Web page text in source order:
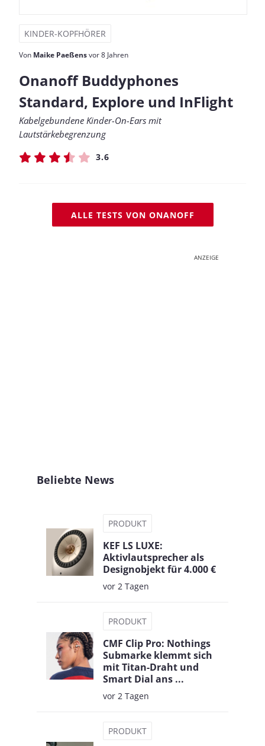
KINDER-KOPFHÖRER
Von Maike Paeßensvor 8 Jahren
Onanoff Buddyphones
Standard, Explore und InFlight
Kabelgebundene Kinder-On-Ears mit
Lautstärkebegrenzung
3.6
ALLE TESTS VON ONANOFF
ANZEIGE
Beliebte News
PRODUKT
KEF LS LUXE:
Aktivlautsprecher als
Designobjekt für 4.000 €
vor 2 Tagen
PRODUKT
CMF Clip Pro: Nothings
Submarke klemmt sich
mit Titan-Draht und
Smart Dial ans ...
vor 2 Tagen
PRODUKT